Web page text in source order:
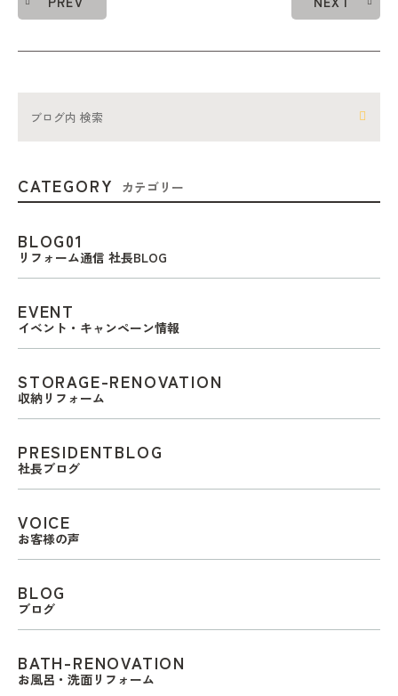
CATEGORY カテゴリー
BLOG01
リフォーム通信 社長BLOG
EVENT
イベント・キャンペーン情報
STORAGE-RENOVATION
収納リフォーム
PRESIDENTBLOG
社長ブログ
VOICE
お客様の声
BLOG
ブログ
BATH-RENOVATION
お風呂・洗面リフォーム